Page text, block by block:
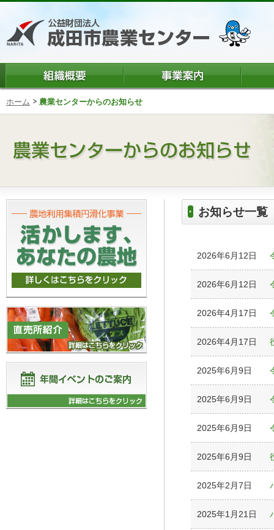
ホーム 農業センターからのお知らせ
お知らせ一覧
2026年6月12日
2026年6月12日
2026年4月17日
2026年4月17日
2025年6月9日
2025年6月9日
2025年6月9日
2025年6月9日
2025年2月7日
2025年1月21日